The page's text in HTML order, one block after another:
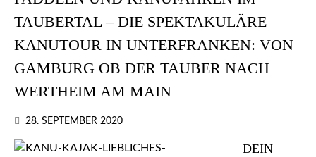
TAUBERTAL – DIE SPEKTAKULÄRE
KANUTOUR IN UNTERFRANKEN: VON
GAMBURG OB DER TAUBER NACH
WERTHEIM AM MAIN
28. SEPTEMBER 2020
DEIN